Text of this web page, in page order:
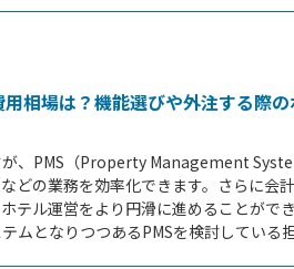
相場は？機能選びや外注する際
が、PMS（Property Management
どの業務を効率化できます。さらに会
テル運営をより円滑に進めることがで
ムとなりつつあるPMSを検討している